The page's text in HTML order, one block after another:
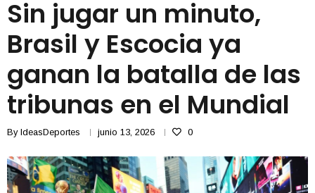
Sin jugar un minuto,
Brasil y Escocia ya
ganan la batalla de las
tribunas en el Mundial
By IdeasDeportes junio 13, 2026 0